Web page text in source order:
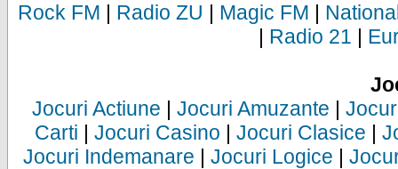
Rock FM | Radio ZU | Magic FM |
| Radio 21 |
Jocuri Actiune | Jocuri Amuzante |
Carti | Jocuri Casino | Jocuri Clasice |
Jocuri Indemanare | Jocuri Logice |